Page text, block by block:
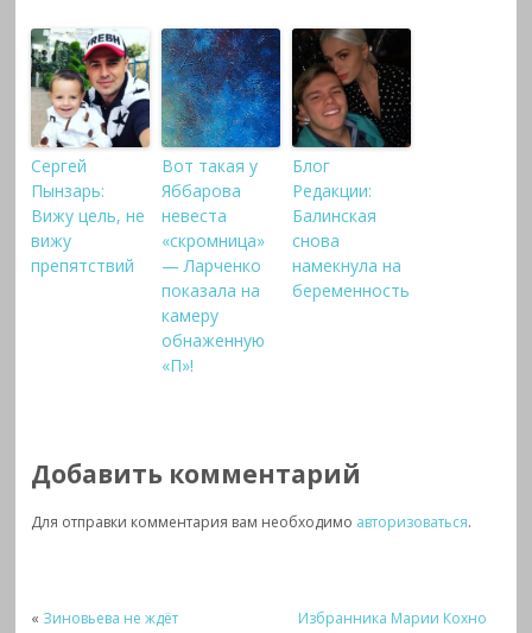
Сергей
Пынзарь:
Вижу цель, не
вижу
препятствий
Вот такая у
Яббарова
невеста
«скромница»
— Ларченко
показала на
камеру
обнаженную
«П»!
Блог
Редакции:
Балинская
снова
намекнула на
беременность
Добавить комментарий
Для отправки комментария вам необходимо авторизоваться.
« Зиновьева не ждёт
Избранника Марии Кохно